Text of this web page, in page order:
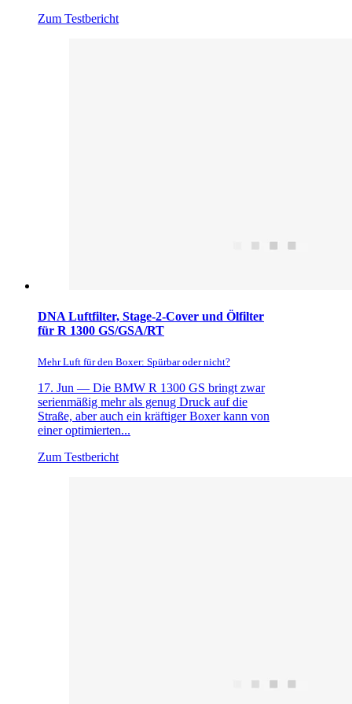
Zum Testbericht
DNA Luftfilter, Stage-2-Cover und Ölfilter
für R 1300 GS/GSA/RT
Mehr Luft für den Boxer: Spürbar oder nicht?
17. Jun — Die BMW R 1300 GS bringt zwar
serienmäßig mehr als genug Druck auf die
Straße, aber auch ein kräftiger Boxer kann von
einer optimierten...
Zum Testbericht